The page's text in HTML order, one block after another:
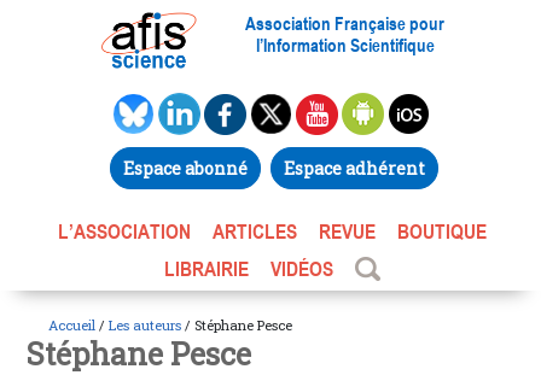
Association Française pour
l’Information Scientifique
Espace abonné Espace adhérent
L’ASSOCIATION ARTICLES REVUE
BOUTIQUE
LIBRAIRIE
VIDÉOS
Accueil / Les auteurs / Stéphane Pesce
Stéphane Pesce